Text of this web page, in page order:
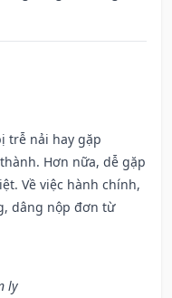
trễ nải hay gặp
Hơn nữa, dễ gặp
Về việc hành chính,
dâng nộp đơn từ
ly